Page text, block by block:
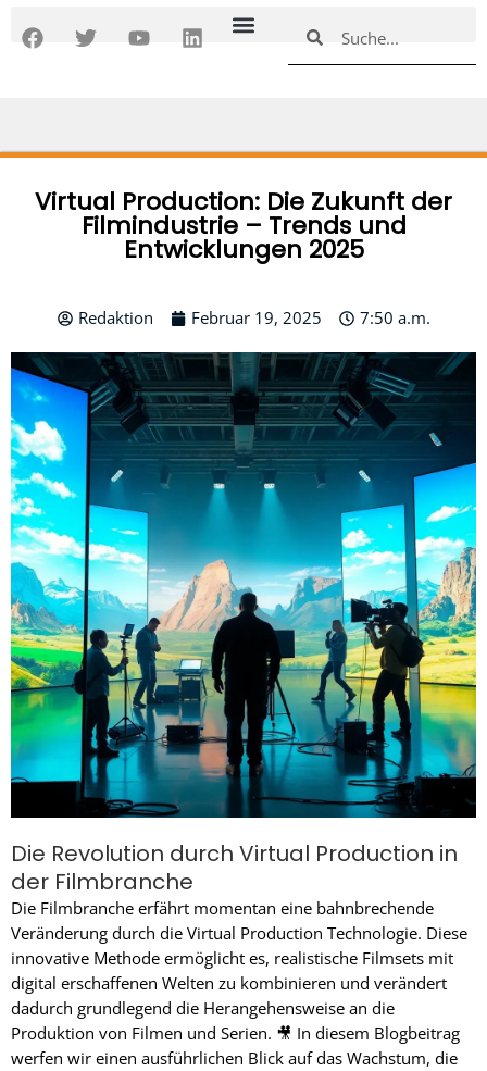
Inhalt
F
a
o
T
w
r
Y
o
e
L
i
i
Virtual Production: Die Zukunft der
Filmindustrie – Trends und
Entwicklungen 2025
Redaktion Februar 19, 2025 7:50 a.m.
Die Revolution durch Virtual Production in
der Filmbranche
Die Filmbranche erfährt momentan eine bahnbrechende
Veränderung durch die Virtual Production Technologie. Diese
innovative Methode ermöglicht es, realistische Filmsets mit
digital erschaffenen Welten zu kombinieren und verändert
dadurch grundlegend die Herangehensweise an die
Produktion von Filmen und Serien. 🎥 In diesem Blogbeitrag
werfen wir einen ausführlichen Blick auf das Wachstum, die